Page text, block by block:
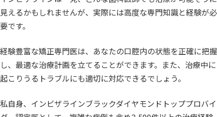
見えるかもしれませんが、実際には高度な専門知識と経験が必
要です。
経験豊富な矯正専門医は、あなたの口腔内の状態を正確に把握
し、最適な治療計画を立てることができます。また、治療中に
起こりうるトラブルにも適切に対応できるでしょう。
私自身、インビザラインブラックダイヤモンドトッププロバイ